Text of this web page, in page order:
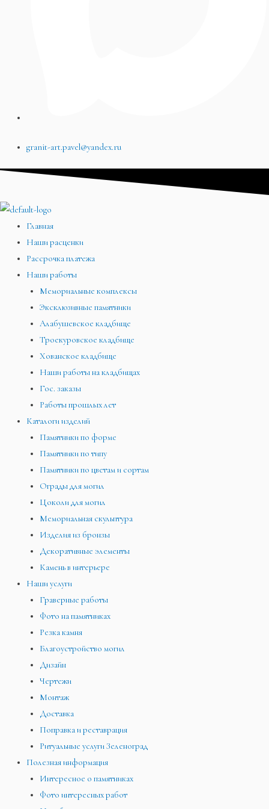
granit-art.pavel@yandex.ru
Главная
Наши расценки
Рассрочка платежа
Наши работы
Мемориальные комплексы
Эксклюзивные памятники
Алабушевское кладбище
Троекуровское кладбище
Хованское кладбище
Наши работы на кладбищах
Гос. заказы
Работы прошлых лет
Каталоги изделий
Памятники по форме
Памятники по типу
Памятники по цветам и сортам
Ограды для могил
Цоколи для могил
Мемориальная скульптура
Изделия из бронзы
Декоративные элементы
Камень в интерьере
Наши услуги
Граверные работы
Фото на памятниках
Резка камня
Благоустройство могил
Дизайн
Чертежи
Монтаж
Доставка
Поправка и реставрация
Ритуальные услуги Зеленоград
Полезная информация
Интересное о памятниках
Фото интересных работ